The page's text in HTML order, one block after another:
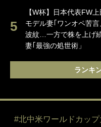
【W杯】日本代表FW
モデル妻｢ワンオペ苦
波紋…一方で株を上げ
妻｢最強の処世術」
ランキ
#北中米ワールドカッ